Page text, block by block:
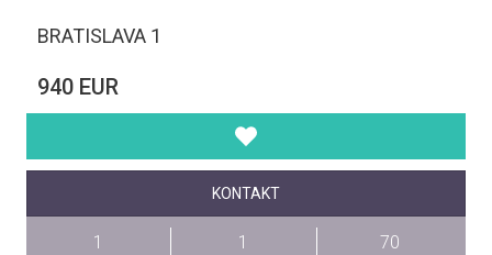
BRATISLAVA 1
940 EUR
KONTAKT
1
1
70